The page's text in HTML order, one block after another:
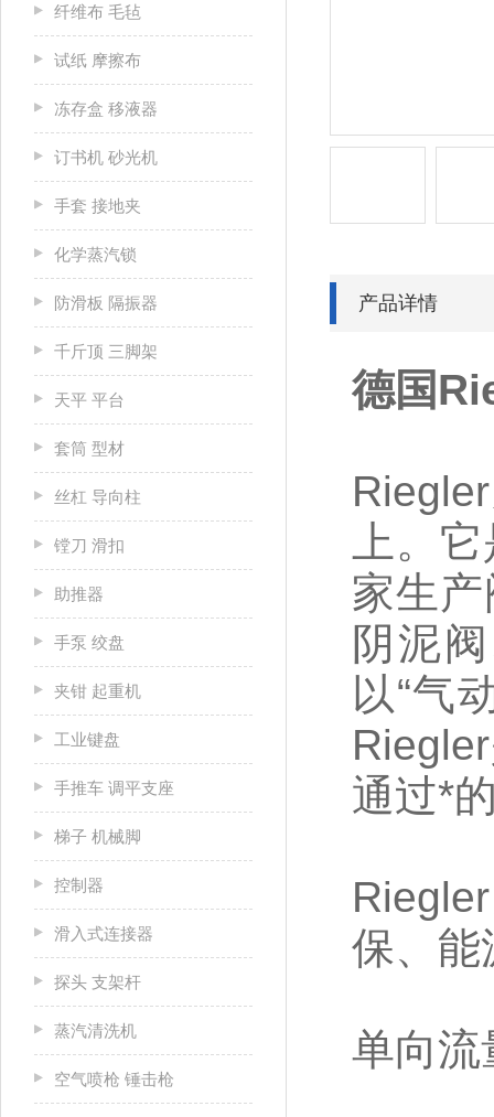
纤维布 毛毡
试纸 摩擦布
冻存盒 移液器
订书机 砂光机
手套 接地夹
化学蒸汽锁
防滑板 隔振器
千斤顶 三脚架
天平 平台
套筒 型材
丝杠 导向柱
镗刀 滑扣
助推器
手泵 绞盘
夹钳 起重机
工业键盘
手推车 调平支座
梯子 机械脚
控制器
滑入式连接器
探头 支架杆
蒸汽清洗机
空气喷枪 锤击枪
产品详情
德国
上。
家生
阴泥
以“气
通过*
保、能
单向流